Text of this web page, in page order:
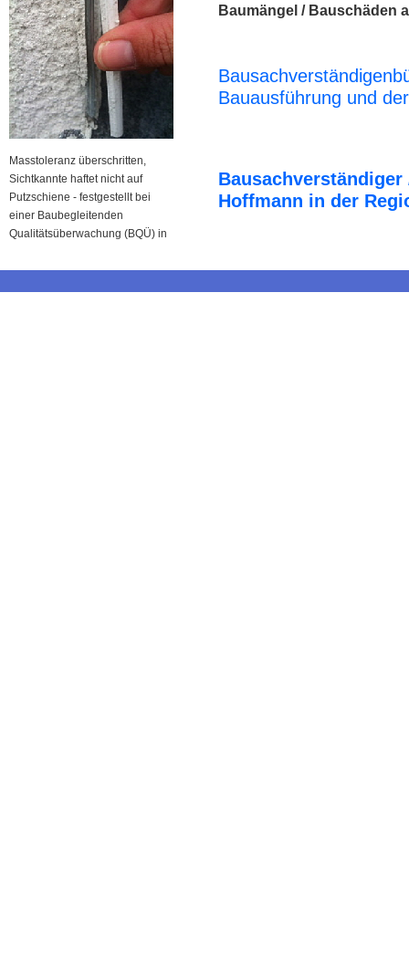
Masstoleranz überschritten,
Sichtkannte haftet nicht auf
Putzschiene - festgestellt bei
einer Baubegleitenden
Qualitätsüberwachung (BQÜ) in
Bauausführung und
Hoffmann in der
Baumängel / Bauschäden